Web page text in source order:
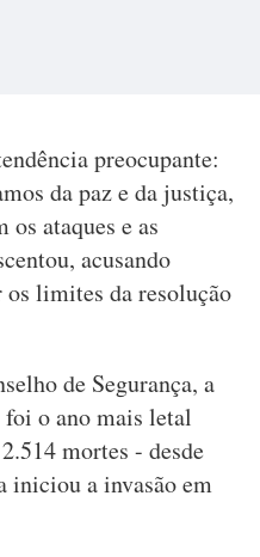
preocupante:
da paz e da justiça,
os ataques e as
acusando
limites da resolução
de Segurança, a
o ano mais letal
mortes - desde
iniciou a invasão em